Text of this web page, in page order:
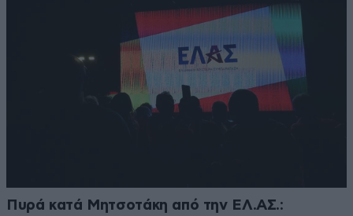
Πυρά κατά Μητσοτάκη από την ΕΛ.ΑΣ.: